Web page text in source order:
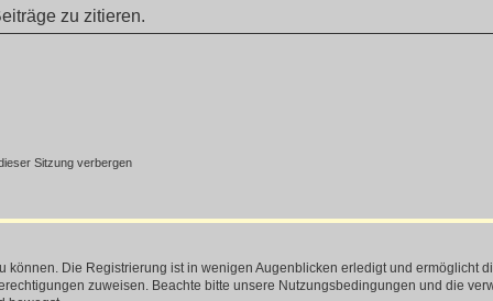
zu zitieren.
Sitzung verbergen
können. Die Registrierung ist in wenigen Augenblicken erledigt und ermöglicht
zuweisen. Beachte bitte unsere Nutzungsbedingungen und die